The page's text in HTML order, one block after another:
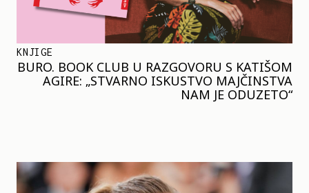
KNJIGE
BURO. BOOK CLUB U RAZGOVORU S KATIŠOM
AGIRE: „STVARNO ISKUSTVO MAJČINSTVA
NAM JE ODUZETO“